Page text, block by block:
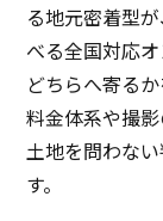
る地元密着型
べる全国対応
どちらへ寄る
料金体系や撮
土地を問わな
す。